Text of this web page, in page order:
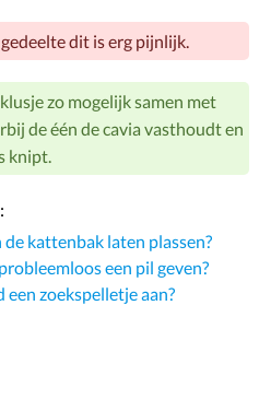
dit is erg pijnlijk.
zo mogelijk samen met
de één de cavia vasthoudt en
knipt.
de kattenbak laten plassen?
een pil geven?
zoekspelletje aan?